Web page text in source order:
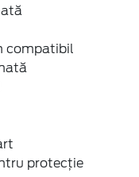
compatibil
protecție